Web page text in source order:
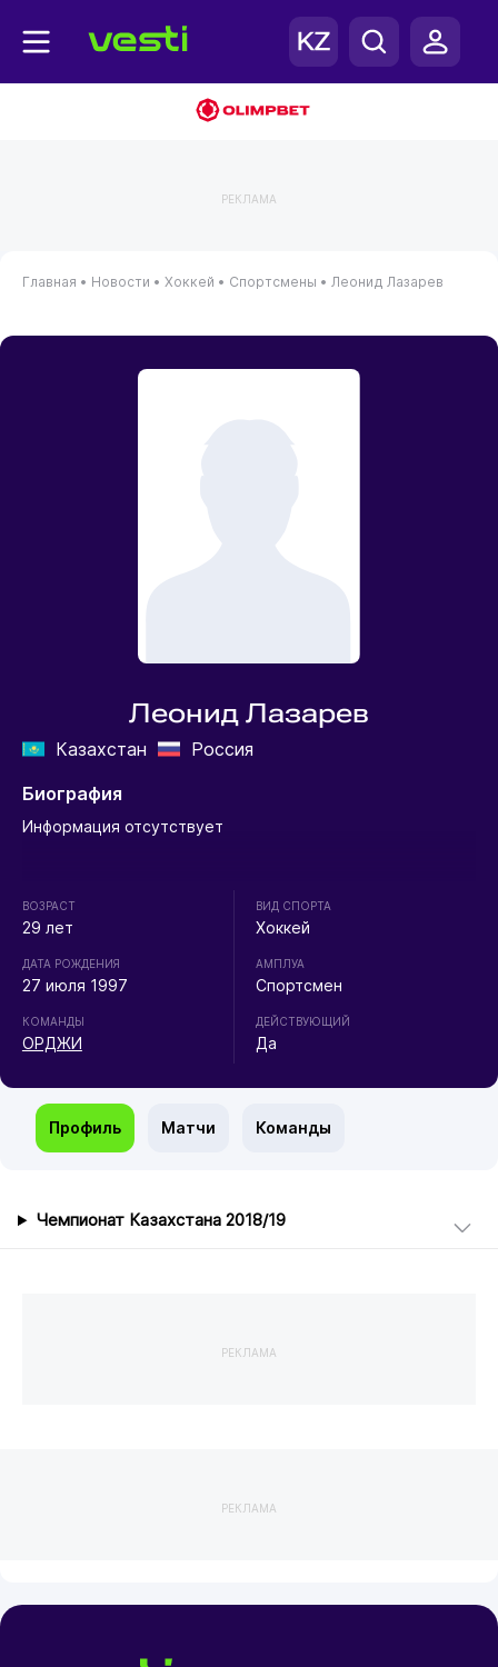
РЕКЛАМА
Главная • Новости • Хоккей • Спортсмены • Леонид Лазарев
Леонид Лазарев
Казахстан
Россия
Биография
Информация отсутствует
ВОЗРАСТ
29 лет
ДАТА РОЖДЕНИЯ
27 июля 1997
КОМАНДЫ
ОРДЖИ
ВИД СПОРТА
Хоккей
АМПЛУА
Спортсмен
ДЕЙСТВУЮЩИЙ
Да
Профиль Матчи Команды
Чемпионат Казахстана 2018/19
РЕКЛАМА
РЕКЛАМА